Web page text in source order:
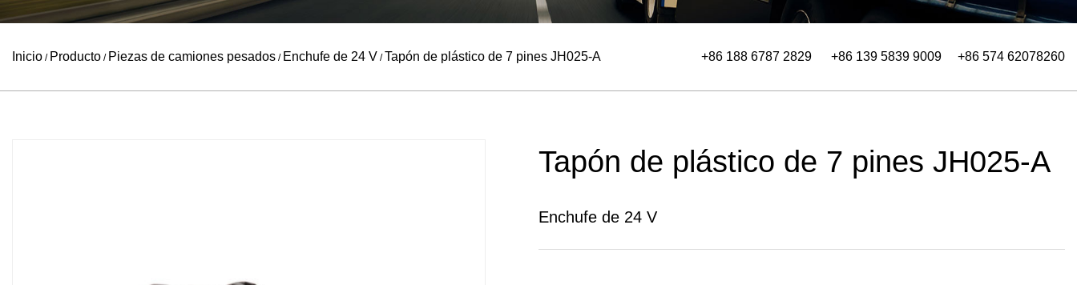
Inicio / Producto / Piezas de camiones pesados / Enchufe de 24 V /Tapón de plástico de 7 pines JH025-A +86 188 6787 2829 +86 139 5839 9009 +86 574 62078260
Tapón de plástico de 7 pines JH025-A
Enchufe de 24 V